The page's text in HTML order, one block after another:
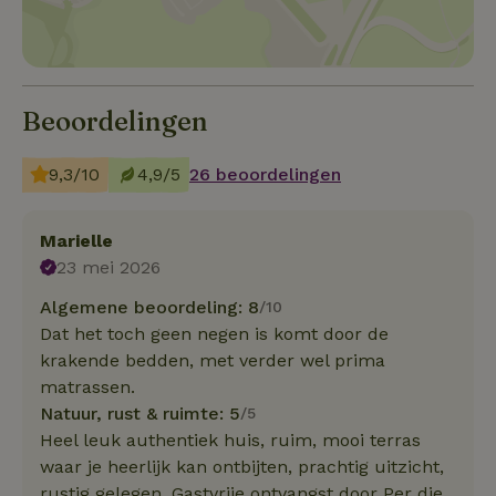
Beoordelingen
9,3/10 4,9/5 26 beoordelingen
Marielle
23 mei 2026
Algemene beoordeling: 8/10
Dat het toch geen negen is komt door de
krakende bedden, met verder wel prima
matrassen.
Natuur, rust & ruimte: 5/5
Heel leuk authentiek huis, ruim, mooi terras
waar je heerlijk kan ontbijten, prachtig uitzicht,